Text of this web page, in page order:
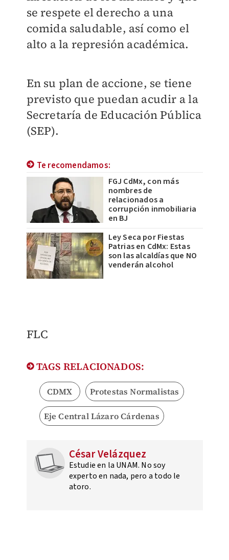
se respete el derecho a una
comida saludable, así como el
alto a la represión académica.
En su plan de accione, se tiene
previsto que puedan acudir a la
Secretaría de Educación Pública
(SEP).
Te recomendamos:
FGJ CdMx, con más
nombres de
relacionados a
corrupción inmobiliaria
en BJ
Ley Seca por Fiestas
Patrias en CdMx: Estas
son las alcaldías que NO
venderán alcohol
FLC
TAGS RELACIONADOS:
CDMX Protestas Normalistas
Eje Central Lázaro Cárdenas
César Velázquez
Estudie en la UNAM. No soy
experto en nada, pero a todo le
atoro.